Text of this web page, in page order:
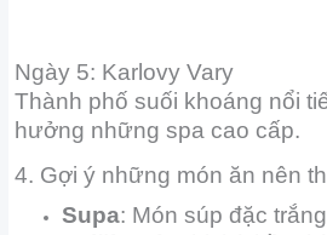
Ngày 5: Karlovy Vary
Thành phố suối khoáng nổi
hưởng những spa cao cấp.
4. Gợi ý những món ăn nên
Supa: Món súp đặc